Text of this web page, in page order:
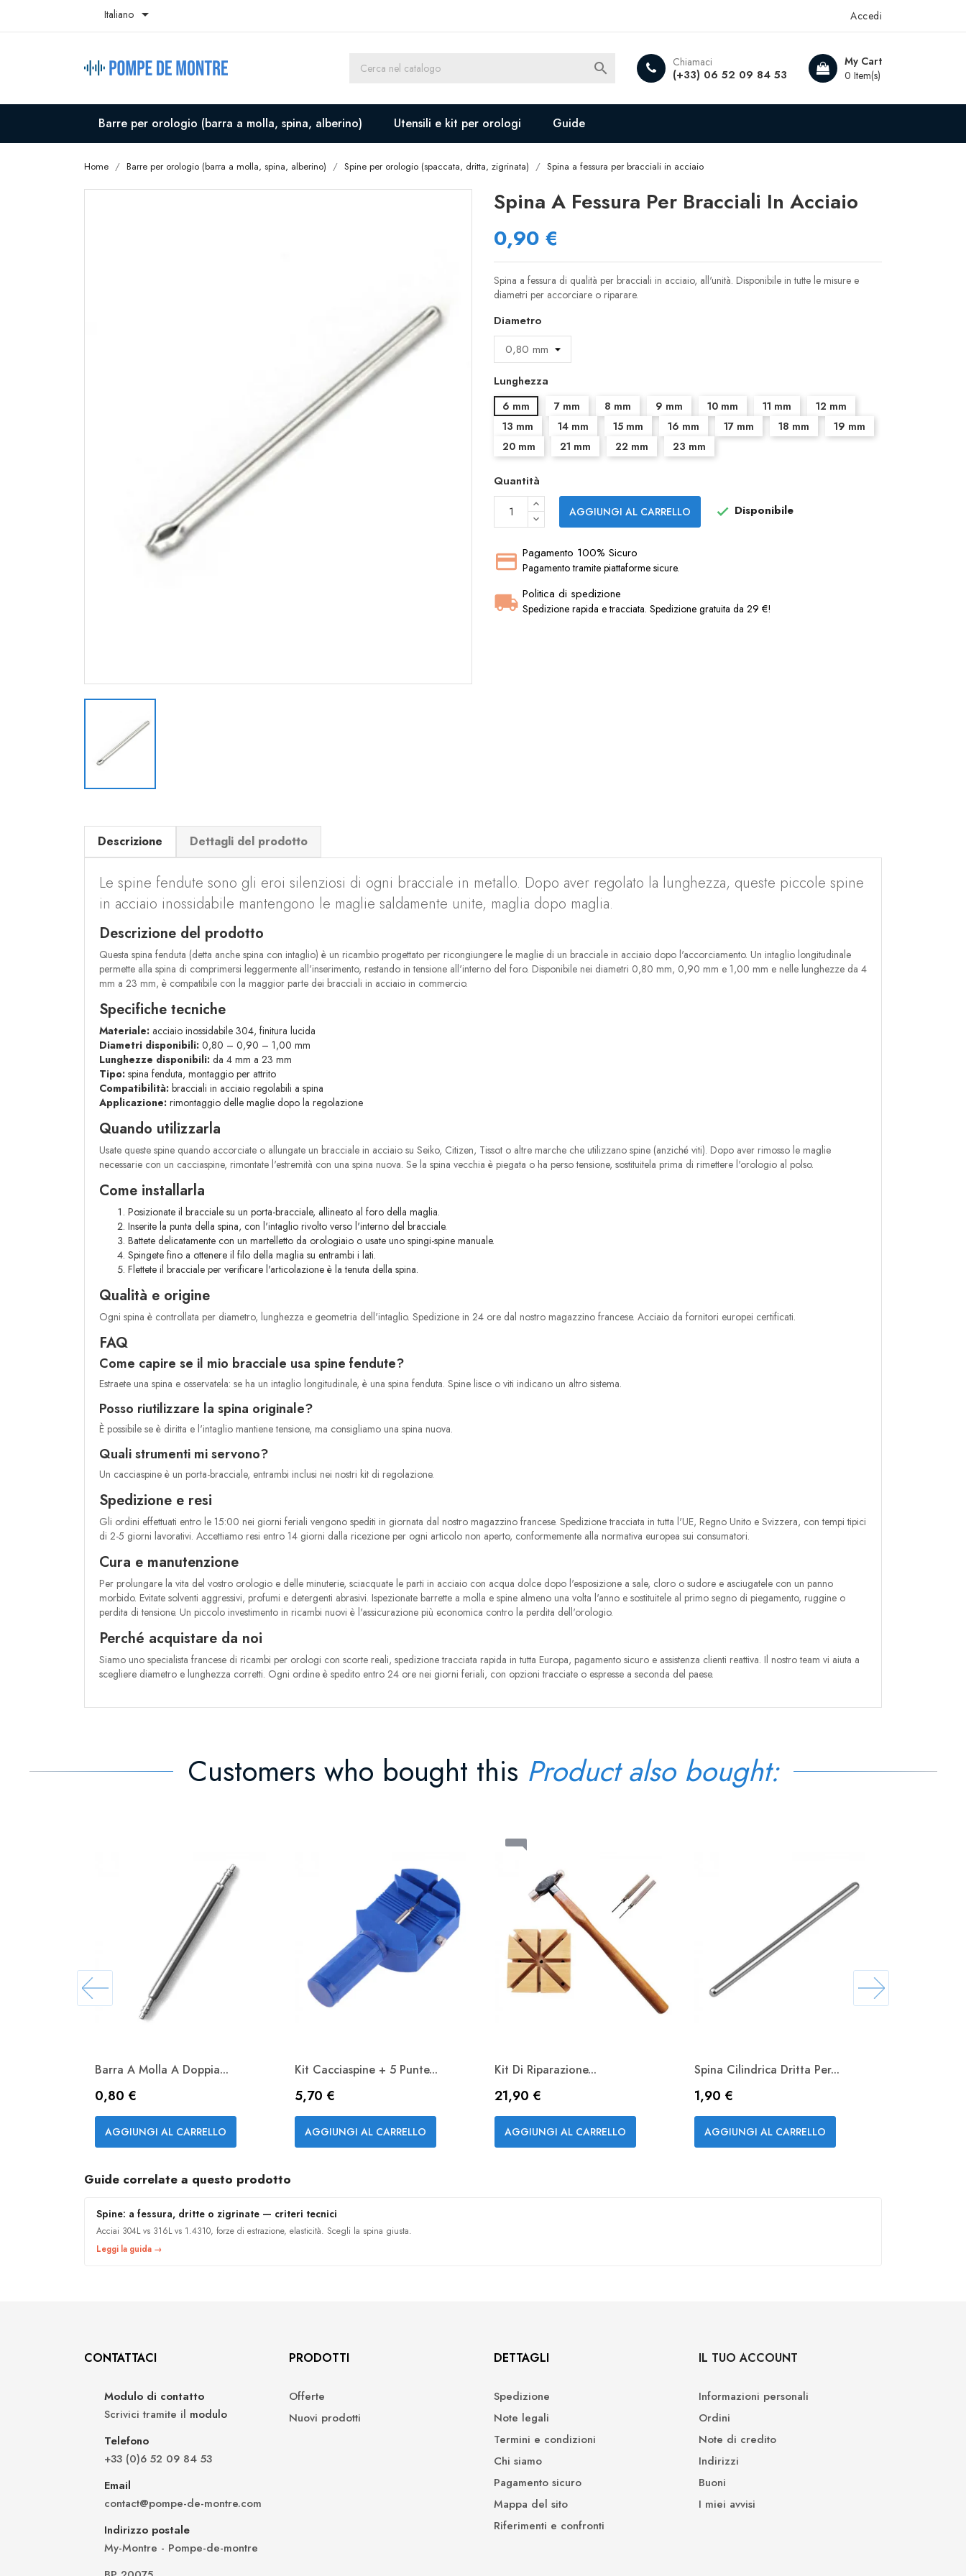
Italiano  Accedi
My Cart
0 Item(s)
Chiamaci
(+33) 06 52 09 84 53

Barre per orologio (barra a molla, spina, alberino) Utensili e kit per orologi Guide
Home Barre per orologio (barra a molla, spina, alberino) Spine per orologio (spaccata, dritta, zigrinata) Spina a fessura per bracciali in acciaio
Spina A Fessura Per Bracciali In Acciaio
0,90 €
Spina a fessura di qualità per bracciali in acciaio, all'unità. Disponibile in tutte le misure e
diametri per accorciare o riparare.
Diametro
Lunghezza
6 mm 7 mm 8 mm 9 mm 10 mm 11 mm
12 mm
13 mm
14 mm 15 mm 16 mm 17 mm 18 mm
19 mm
20 mm
21 mm 22 mm 23 mm
Quantità
AGGIUNGI AL CARRELLO  Disponibile
Pagamento 100% Sicuro
Pagamento tramite piattaforme sicure.
Politica di spedizione
Spedizione rapida e tracciata. Spedizione gratuita da 29 €!
Descrizione Dettagli del prodotto
Le spine fendute sono gli eroi silenziosi di ogni bracciale in metallo. Dopo aver regolato la lunghezza, queste piccole spine
in acciaio inossidabile mantengono le maglie saldamente unite, maglia dopo maglia.
Descrizione del prodotto
Questa spina fenduta (detta anche spina con intaglio) è un ricambio progettato per ricongiungere le maglie di un bracciale in acciaio dopo l'accorciamento. Un intaglio longitudinale
permette alla spina di comprimersi leggermente all'inserimento, restando in tensione all'interno del foro. Disponibile nei diametri 0,80 mm, 0,90 mm e 1,00 mm e nelle lunghezze da 4
mm a 23 mm, è compatibile con la maggior parte dei bracciali in acciaio in commercio.
Specifiche tecniche
Materiale: acciaio inossidabile 304, finitura lucida
Diametri disponibili: 0,80 – 0,90 – 1,00 mm
Lunghezze disponibili: da 4 mm a 23 mm
Tipo: spina fenduta, montaggio per attrito
Compatibilità: bracciali in acciaio regolabili a spina
Applicazione: rimontaggio delle maglie dopo la regolazione
Quando utilizzarla
Usate queste spine quando accorciate o allungate un bracciale in acciaio su Seiko, Citizen, Tissot o altre marche che utilizzano spine (anziché viti). Dopo aver rimosso le maglie
necessarie con un cacciaspine, rimontate l'estremità con una spina nuova. Se la spina vecchia è piegata o ha perso tensione, sostituitela prima di rimettere l'orologio al polso.
Come installarla
Posizionate il bracciale su un porta-bracciale, allineato al foro della maglia.
Inserite la punta della spina, con l'intaglio rivolto verso l'interno del bracciale.
Battete delicatamente con un martelletto da orologiaio o usate uno spingi-spine manuale.
Spingete fino a ottenere il filo della maglia su entrambi i lati.
Flettete il bracciale per verificare l'articolazione è la tenuta della spina.
Qualità e origine
Ogni spina è controllata per diametro, lunghezza e geometria dell'intaglio. Spedizione in 24 ore dal nostro magazzino francese. Acciaio da fornitori europei certificati.
FAQ
Come capire se il mio bracciale usa spine fendute?
Estraete una spina e osservatela: se ha un intaglio longitudinale, è una spina fenduta. Spine lisce o viti indicano un altro sistema.
Posso riutilizzare la spina originale?
È possibile se è diritta e l'intaglio mantiene tensione, ma consigliamo una spina nuova.
Quali strumenti mi servono?
Un cacciaspine è un porta-bracciale, entrambi inclusi nei nostri kit di regolazione.
Spedizione e resi
Gli ordini effettuati entro le 15:00 nei giorni feriali vengono spediti in giornata dal nostro magazzino francese. Spedizione tracciata in tutta l'UE, Regno Unito e Svizzera, con tempi tipici
di 2-5 giorni lavorativi. Accettiamo resi entro 14 giorni dalla ricezione per ogni articolo non aperto, conformemente alla normativa europea sui consumatori.
Cura e manutenzione
Per prolungare la vita del vostro orologio e delle minuterie, sciacquate le parti in acciaio con acqua dolce dopo l'esposizione a sale, cloro o sudore e asciugatele con un panno
morbido. Evitate solventi aggressivi, profumi e detergenti abrasivi. Ispezionate barrette a molla e spine almeno una volta l'anno e sostituitele al primo segno di piegamento, ruggine o
perdita di tensione. Un piccolo investimento in ricambi nuovi è l'assicurazione più economica contro la perdita dell'orologio.
Perché acquistare da noi
Siamo uno specialista francese di ricambi per orologi con scorte reali, spedizione tracciata rapida in tutta Europa, pagamento sicuro e assistenza clienti reattiva. Il nostro team vi aiuta a
scegliere diametro e lunghezza corretti. Ogni ordine è spedito entro 24 ore nei giorni feriali, con opzioni tracciate o espresse a seconda del paese.
Customers who bought this Product also bought:
Barra A Molla A Doppia...
Prezzo
0,80 €
AGGIUNGI AL CARRELLO
Kit Cacciaspine + 5 Punte...
Prezzo
5,70 €
AGGIUNGI AL CARRELLO
Kit Di Riparazione...
Prezzo
21,90 €
AGGIUNGI AL CARRELLO
Spina Cilindrica Dritta Per...
Prezzo
1,90 €
AGGIUNGI AL CARRELLO
Guide correlate a questo prodotto
Spine: a fessura, dritte o zigrinate — criteri tecnici
Acciai 304L vs 316L vs 1.4310, forze di estrazione, elasticità. Scegli la spina giusta.
Leggi la guida →
CONTATTACI
Modulo di contatto
Scrivici tramite il modulo
Telefono
+33 (0)6 52 09 84 53
Email
contact@pompe-de-montre.com
Indirizzo postale
My-Montre - Pompe-de-montre
PRODOTTI
Offerte
Nuovi prodotti
DETTAGLI
Spedizione
Note legali
Termini e condizioni
Chi siamo
Pagamento sicuro
Mappa del sito
Riferimenti e confronti
IL TUO ACCOUNT
Informazioni personali
Ordini
Note di credito
Indirizzi
Buoni
I miei avvisi